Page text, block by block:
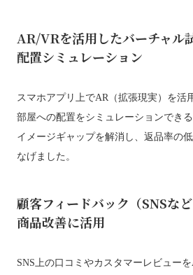
AR/VRを活用したバーチャル
配置シミュレーション
スマホアプリ上でAR（拡張現実）を活
部屋への配置をシミュレーションでき
イメージギャップを解消し、返品率の
なげました。
顧客フィードバック（SNSな
商品改善に活用
SNS上の口コミやカスタマーレビュー